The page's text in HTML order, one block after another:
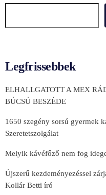
Legfrissebbek
ELHALLGATOTT A MEX
BÚCSÚ BESZÉDE
1650 szegény sorsú gyermek
Szeretetszolgálat
Melyik kávéfőző nem fog
Újszerű kezdeményezéssel
Kollár Betti író